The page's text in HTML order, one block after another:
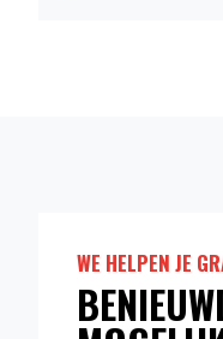
WE HELPEN JE